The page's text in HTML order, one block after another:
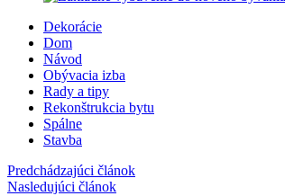
Dekorácie
Dom
Návod
Obývacia izba
Rady a tipy
Rekonštrukcia bytu
Spálne
Stavba
Predchádzajúci článok
Nasledujúci článok